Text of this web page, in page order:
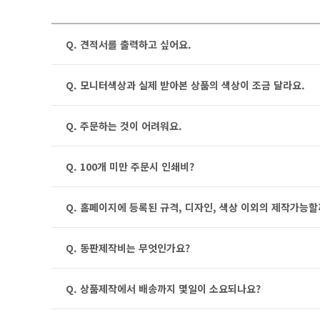
Q. 견적서를 출력하고 싶어요.
Q. 모니터색상과 실제 받아본 상품의 색상이 조금 달라요.
Q. 주문하는 것이 어려워요.
Q. 100개 미만 주문시 인쇄비?
Q. 홈페이지에 등록된 규격, 디자인, 색상 이외의 제작가능
Q. 동판제작비는 무엇인가요?
Q. 상품제작에서 배송까지 몇일이 소요되나요?